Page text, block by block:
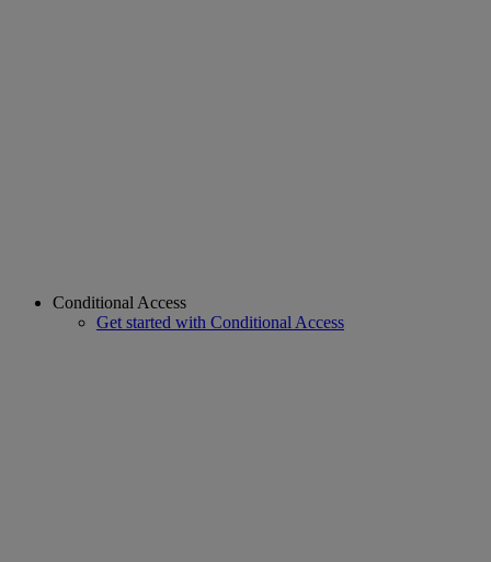
Conditional Access
Get started with Conditional Access